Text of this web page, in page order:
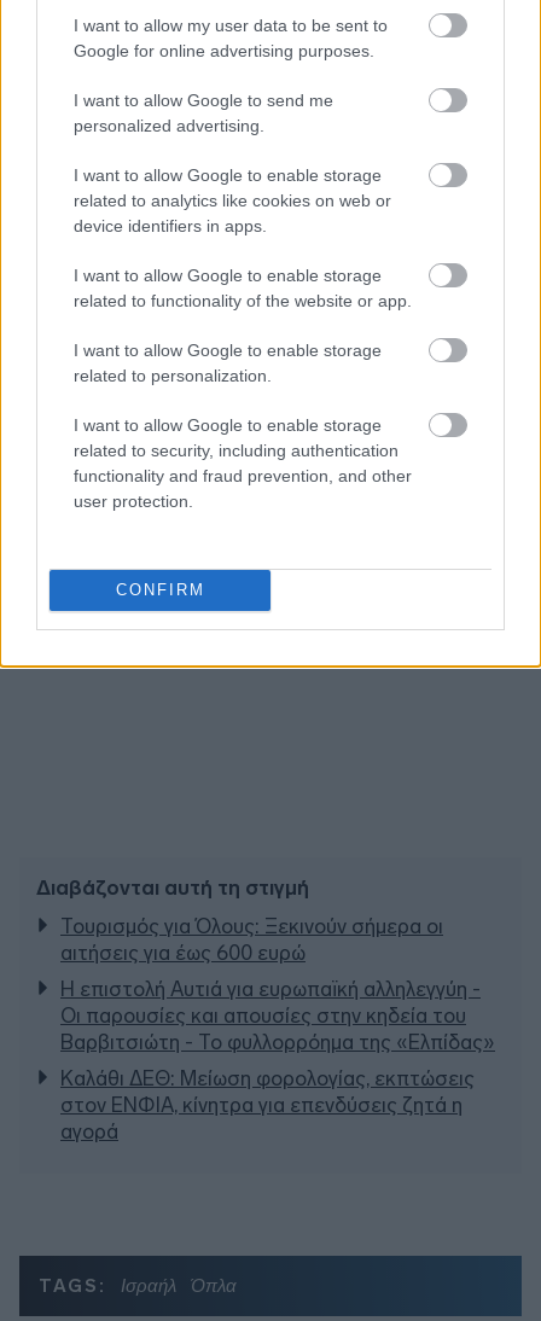
I want to allow my user data to be sent to
Google for online advertising purposes.
I want to allow Google to send me
personalized advertising.
I want to allow Google to enable storage
related to analytics like cookies on web or
device identifiers in apps.
I want to allow Google to enable storage
related to functionality of the website or app.
I want to allow Google to enable storage
related to personalization.
I want to allow Google to enable storage
related to security, including authentication
functionality and fraud prevention, and other
user protection.
CONFIRM
Πολλές χώρες έχουν αυξήσει τις στρατιωτικές
Πηγή: ΑΠΕ-ΜΠΕ
Ακολουθήστε τοinsider.gr στο Google News
Διαβάζονται αυτή τη στιγμή
Τουρισμός για Όλους: Ξεκινούν σήμερα οι
αιτήσεις για έως 600 ευρώ
Η επιστολή Αυτιά για ευρωπαϊκή αλληλεγγύη -
Οι παρουσίες και απουσίες στην κηδεία του
Βαρβιτσιώτη - Το φυλλορρόημα της «Ελπίδας»
Καλάθι ΔΕΘ: Μείωση φορολογίας, εκπτώσεις
στον ΕΝΦΙΑ, κίνητρα για επενδύσεις ζητά η
αγορά
TAGS: Ισραήλ Όπλα